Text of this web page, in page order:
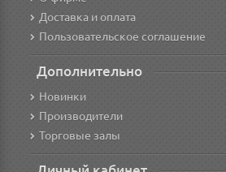
Доставка и оплата
Пользовательское соглашение
Дополнительно
Новинки
Производители
Торговые залы